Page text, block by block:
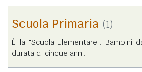
Scuola Primaria (1)
È la "Scuola Elementare". Bambini
durata di cinque anni.